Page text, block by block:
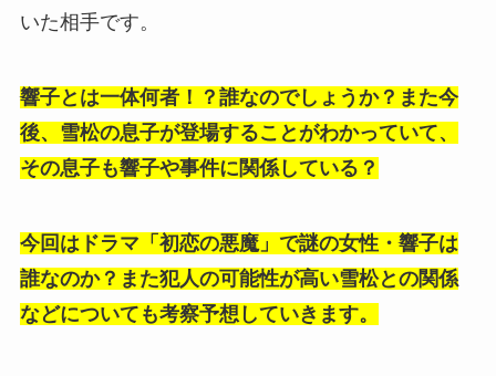
いた相手です。
響子とは一体何者！？誰なのでしょうか？また今
後、雪松の息子が登場することがわかっていて、
その息子も響子や事件に関係している？
今回はドラマ「初恋の悪魔」で謎の女性・響子は
誰なのか？また犯人の可能性が高い雪松との関係
などについても考察予想していきます。